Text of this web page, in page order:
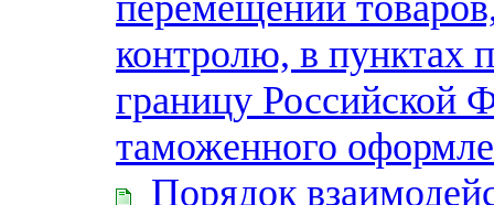
контролю, в пунктах
границу Российской
таможенного
Порядок